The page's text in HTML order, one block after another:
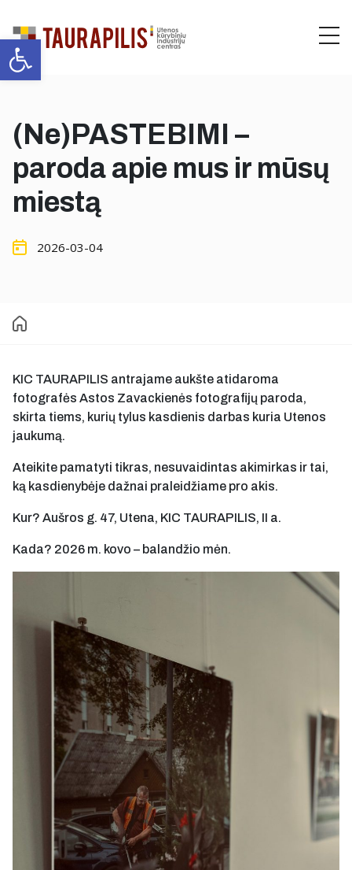
Open toolbar
(Ne)PASTEBIMI –
paroda apie mus ir mūsų
miestą
2026-03-04
KIC TAURAPILIS antrajame aukšte atidaroma
fotografės Astos Zavackienės fotografijų paroda,
skirta tiems, kurių tylus kasdienis darbas kuria Utenos
jaukumą.
Ateikite pamatyti tikras, nesuvaidintas akimirkas ir tai,
ką kasdienybėje dažnai praleidžiame pro akis.
Kur? Aušros g. 47, Utena, KIC TAURAPILIS, II a.
Kada? 2026 m. kovo – balandžio mėn.